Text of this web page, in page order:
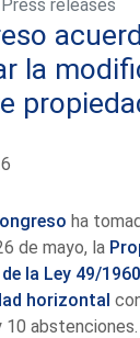
Press releases
la
ha
de mayo, la
la Ley 49/
horizontal
10